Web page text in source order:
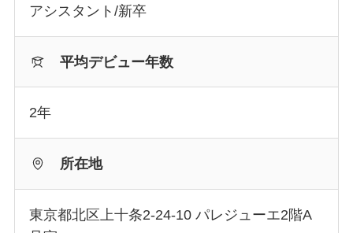
アシスタント/新卒
平均デビュー年数
2年
所在地
東京都北区上十条2-24-10 パレジューエ2階A